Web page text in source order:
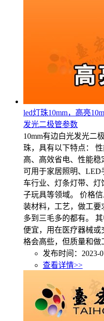
led灯珠10mm，高亮
发光二极管参数
10mm有边白光发光二
珠，具有以下特点：
高、高效省电、性能稳
可用于家居照明、LED
车行业、灯条灯带、
子玩具等领域。 价格
装材料，工艺，做工
多到三毛多的都有。
便宜，用在医疗器械
格会高些，但质量和做
发布时间：2023-
查看详情>>